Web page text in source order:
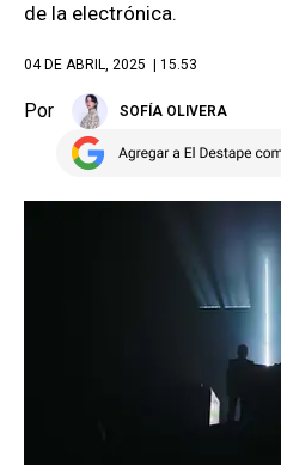
de la electrónica.
04 DE ABRIL, 2025 | 15.53
Por SOFÍA OLIVERA